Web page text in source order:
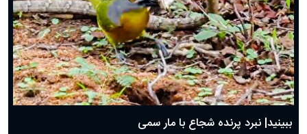
ببینید| نبرد پرنده شجاع با مار سمی